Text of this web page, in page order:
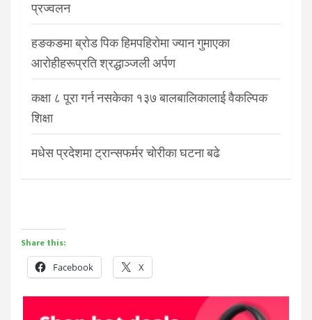
प्रज्वलन
हङकङमा ब्रोड पिक हिमपहिरोमा ज्यान गुमाएका
आरोहीहरूप्रति श्रद्धाञ्जली अर्पण
कक्षा ८ पूरा गर्न नसकेका १३७ बालबालिकालाई वैकल्पिक
शिक्षा
मधेस प्रदेशमा ट्रान्सफर्मर चोरीका घटना बढे
Share this:
Facebook X